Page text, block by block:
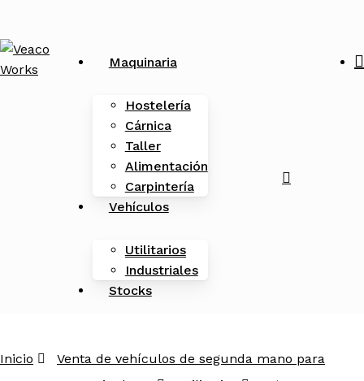
main
content
Maquinaria
Hostelería
Cárnica
Taller
Alimentación
Carpintería
Vehículos
Utilitarios
Industriales
Stocks
Inicio
Venta de vehículos de segunda mano para